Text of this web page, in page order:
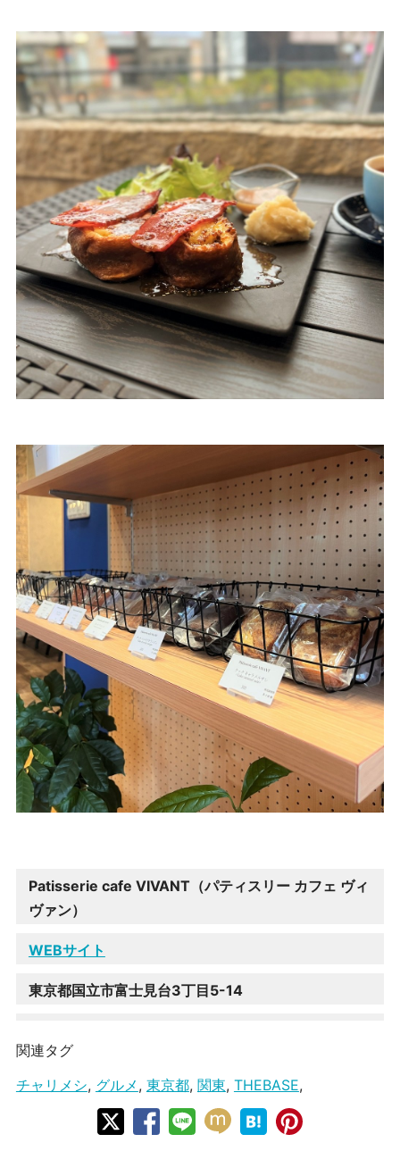
Patisserie cafe VIVANT（パティスリー カフェ ヴィ
ヴァン）
WEBサイト
東京都国立市富士見台3丁目5-14
関連タグ
チャリメシ, グルメ , 東京都, 関東, THEBASE,